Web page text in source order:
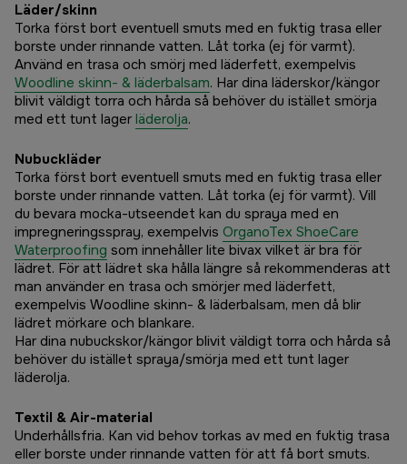
Läder/skinn
Torka först bort eventuell smuts med en fuktig trasa eller
borste under rinnande vatten. Låt torka (ej för varmt).
Använd en trasa och smörj med läderfett, exempelvis
Woodline skinn- & läderbalsam. Har dina läderskor/kängor
blivit väldigt torra och hårda så behöver du istället smörja
med ett tunt lager läderolja.
Nubuckläder
Torka först bort eventuell smuts med en fuktig trasa eller
borste under rinnande vatten. Låt torka (ej för varmt). Vill
du bevara mocka-utseendet kan du spraya med en
impregneringsspray, exempelvis OrganoTex ShoeCare
Waterproofing som innehåller lite bivax vilket är bra för
lädret. För att lädret ska hålla längre så rekommenderas att
man använder en trasa och smörjer med läderfett,
exempelvis Woodline skinn- & läderbalsam, men då blir
lädret mörkare och blankare.
Har dina nubuckskor/kängor blivit väldigt torra och hårda så
behöver du istället spraya/smörja med ett tunt lager
läderolja.
Textil & Air-material
Underhållsfria. Kan vid behov torkas av med en fuktig trasa
eller borste under rinnande vatten för att få bort smuts.